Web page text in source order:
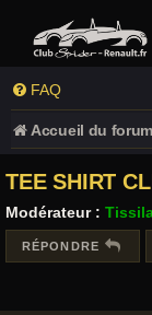
FAQ
Accueil du forum
TEE SHIRT
Modérateur :
RÉPONDRE